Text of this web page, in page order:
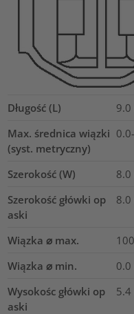
Długość (L) 9.0
Max. średnica wiązki
(syst. metryczny)
Szerokość (W) 8.0
Szerokość główki op
aski
8.0
Wiązka ⌀ max. 100
Wiązka ⌀ min.
0.0
Wysokośc główki op
aski
5.4